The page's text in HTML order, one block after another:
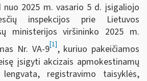
2025 m. vasario 5 d. įsigaliojo
inspekcijos prie Lietuvos
ministerijos viršininko 2025 m.
Nr. VA-9[1], kuriuo pakeičiamos
įsigyti akcizais apmokestinamų
registravimo taisyklės,